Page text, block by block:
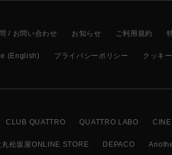
/ お問い合わせ お知らせ ご利用規約
(English) プライバシーポリシー クッキ
CLUB QUATTRO QUATTRO LABO
丸松坂屋ONLINE STORE DEPACO